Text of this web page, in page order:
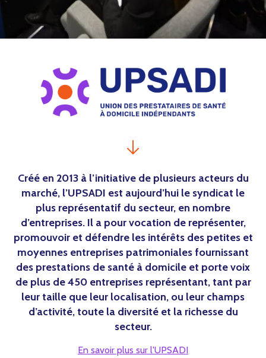
Créé en 2013 à l’initiative de plusieurs acteurs du
marché, l’UPSADI est aujourd’hui le syndicat le
plus représentatif du secteur, en nombre
d’entreprises. Il a pour vocation de représenter,
promouvoir et défendre les intérêts des petites et
moyennes entreprises patrimoniales fournissant
des prestations de santé à domicile et porte voix
de plus de 450 entreprises représentant, tant par
leur taille que leur localisation, ou leur champs
d’activité, toute la diversité et la richesse du
secteur.
En savoir plus sur l'UPSADI